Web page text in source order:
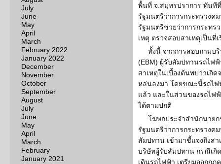
July
June
May
April
March
February 2022
January 2022
December
November
October
September
August
July
June
May
April
March
February
January 2021
พื้นที่ จ.สมุทรปราการ ทันที
รัฐมนตรีว่าการกระทรวงค
รัฐมนตรีช่วยว่าการกระทร
เหตุ ตรวจสอบสาเหตุเป็นที่
ทั้งนี้ จากการสอบถามบ
(EBM) ผู้รับสัมปทานรถไฟฟ้
สาเหตุในเบื้องต้นพบว่าเกิ
หล่นลงมา โดยขณะนี้รถไฟ
แล้ว และในส่วนของรถไฟ
ได้ตามปกติ
โฆษกประจำสำนักนาย
รัฐมนตรีว่าการกระทรวงค
สัมปทาน เข้ามาชี้แจงถึงส
บริษัทผู้รับสัมปทาน กรณีเกิ
เดินรถไฟฟ้า เตรียมออกก